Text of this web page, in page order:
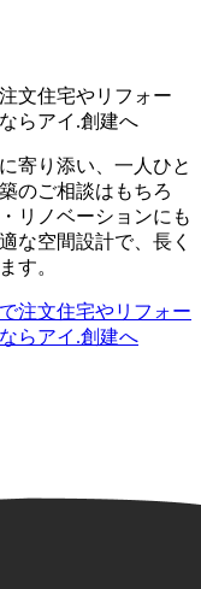
文住宅やリフォー
らアイ.創建へ
寄り添い、一人ひと
のご相談はもちろ
リノベーションにも
な空間設計で、長く
す。